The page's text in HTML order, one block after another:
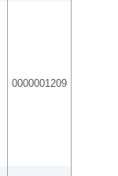
0000001209